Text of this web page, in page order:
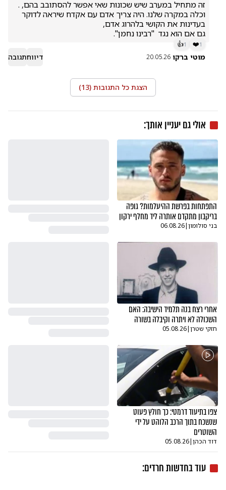
גם אם הוא נגד  "רבינו נחמן".
👍1 ❤️1
מוטי ברקו 20.05.26 דיווחתגובה
הצגת כל התגובות (13
)
אולי גם יעניין אותך:
התפתחות בפרשת ההיעלמות? גופה
בריקבון מתקדם אותרה ליד מחלף ירקון
בני סולומון|
06.08.26
אחרי רצח בנה תלמיד הישיבה: האם
השכולה לא ויתרה וקיבלה בשורה
חזקי שטרן|
05.08.26
צפו בתיעוד דרמטי: כך חולץ פעוט
שנשכח בתוך הרכב הלוהט על ידי
השוטרים
דוד הכהן|
05.08.26
עוד בחדשות חרדים: